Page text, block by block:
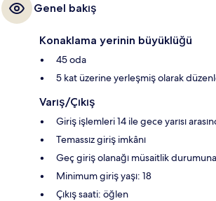
Genel bakış
Konaklama yerinin büyüklüğü
45 oda
5 kat üzerine yerleşmiş olarak
Varış/Çıkış
Giriş işlemleri 14 ile gece yarısı
Temassız giriş imkânı
Geç giriş olanağı müsaitlik
Minimum giriş yaşı: 18
Çıkış saati: öğlen